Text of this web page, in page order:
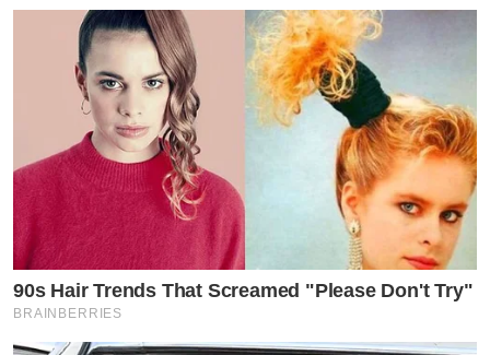
90s Hair Trends That Screamed "Please Don't Try"
BRAINBERRIES